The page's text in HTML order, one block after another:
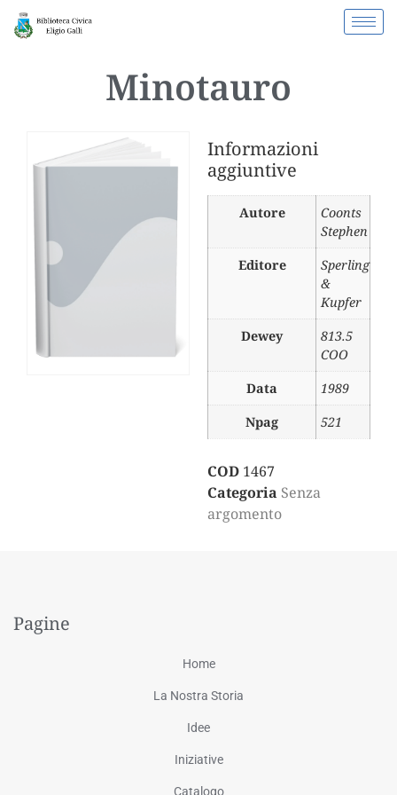
Minotauro
Informazioni
aggiuntive
Autore
Coonts
Stephen
Editore
Sperling
&
Kupfer
Dewey
813.5
COO
Data
1989
Npag
521
COD 1467
Categoria Senza
argomento
Pagine
Home
La Nostra Storia
Idee
Iniziative
Catalogo